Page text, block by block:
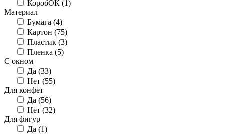
КоробОК (1)
Материал
Бумага (4)
Картон (75)
Пластик (3)
Пленка (5)
С окном
Да (33)
Нет (55)
Для конфет
Да (56)
Нет (32)
Для фигур
Да (1)